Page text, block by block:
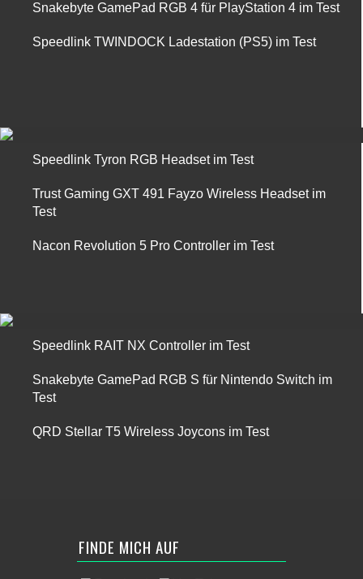
Snakebyte GamePad RGB 4 für PlayStation 4 im Test
Speedlink TWINDOCK Ladestation (PS5) im Test
Speedlink Tyron RGB Headset im Test
Trust Gaming GXT 491 Fayzo Wireless Headset im
Test
Nacon Revolution 5 Pro Controller im Test
Speedlink RAIT NX Controller im Test
Snakebyte GamePad RGB S für Nintendo Switch im
Test
QRD Stellar T5 Wireless Joycons im Test
FINDE MICH AUF